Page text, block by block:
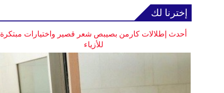
إخترنا لك
أحدث إطلالات كارمن بصيبص شعر قصير واختيارات مبتكرة
للأزياء